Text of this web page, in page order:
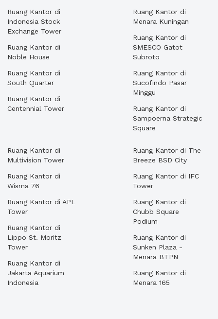
Ruang Kantor di
Indonesia Stock
Exchange Tower
Ruang Kantor di
Noble House
Ruang Kantor di
South Quarter
Ruang Kantor di
Centennial Tower
Ruang Kantor di
Menara Kuningan
Ruang Kantor di
SMESCO Gatot
Subroto
Ruang Kantor di
Sucofindo Pasar
Minggu
Ruang Kantor di
Sampoerna Strategic
Square
Ruang Kantor di
Multivision Tower
Ruang Kantor di
Wisma 76
Ruang Kantor di APL
Tower
Ruang Kantor di
Lippo St. Moritz
Tower
Ruang Kantor di
Jakarta Aquarium
Indonesia
Ruang Kantor di The
Breeze BSD City
Ruang Kantor di IFC
Tower
Ruang Kantor di
Chubb Square
Podium
Ruang Kantor di
Sunken Plaza -
Menara BTPN
Ruang Kantor di
Menara 165